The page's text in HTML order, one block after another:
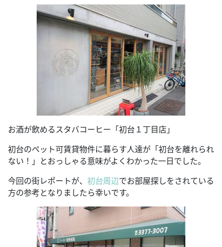
お酒が飲めるスタバコーヒー「初台１丁目店」
初台のペット可賃貸物件に暮らす人達が「初台を離れられ
ない！」とおっしゃる意味がよくわかった一日でした。
今回の街レポートが、 初台周辺でお部屋探しをされている
方の参考となりましたら幸いです。